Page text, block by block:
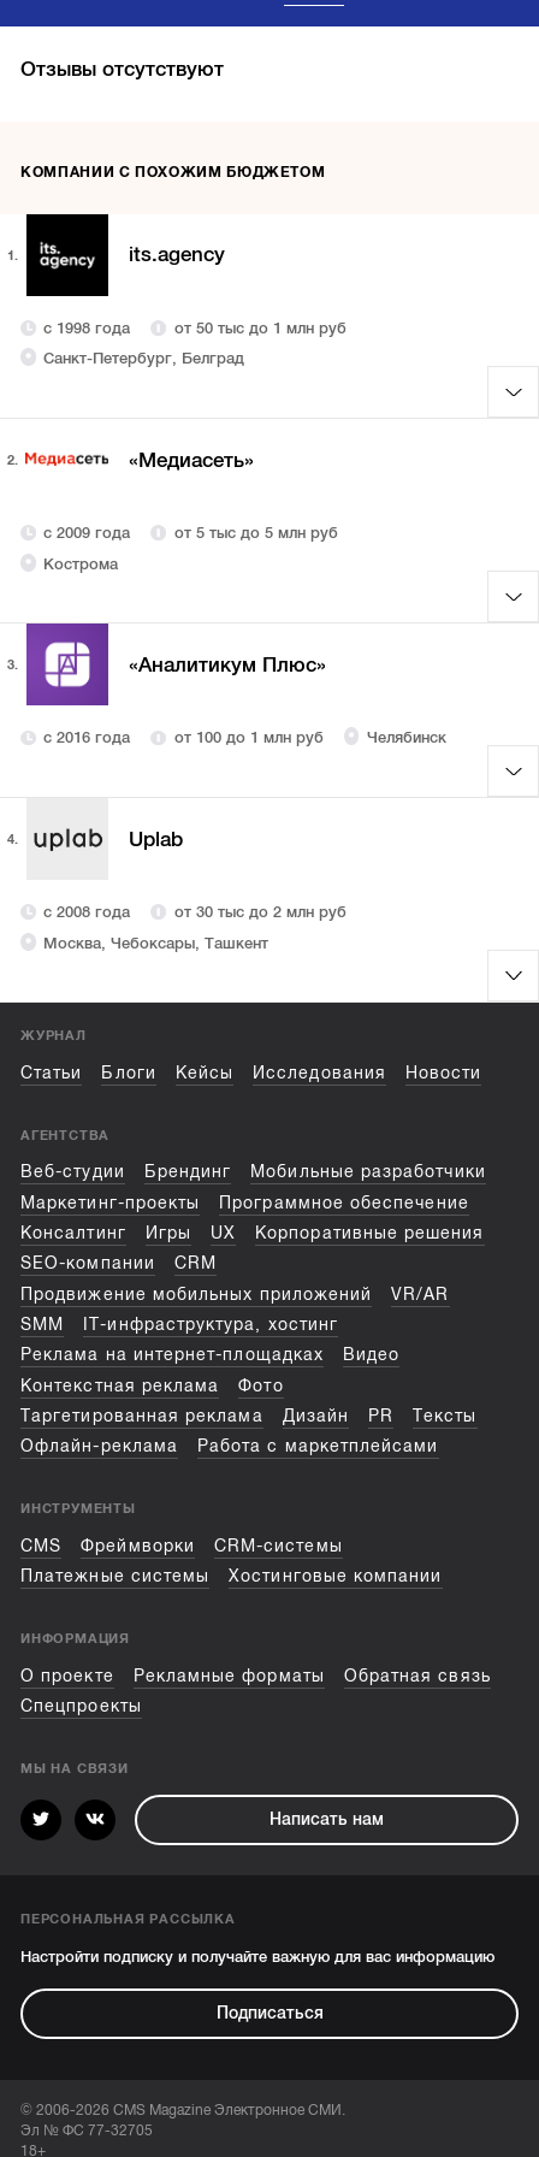
Отзывы отсутствуют
КОМПАНИИ С ПОХОЖИМ БЮДЖЕТОМ
1. its.agency
с 1998 года
от 50 тыс до 1 млн руб
Санкт-Петербург, Белград
2. «Медиасеть»
с 2009 года
от 5 тыс до 5 млн руб
Кострома
3. «Аналитикум Плюс»
с 2016 года от 100 до 1 млн руб Челябинск
4. Uplab
с 2008 года
от 30 тыс до 2 млн руб
Москва, Чебоксары, Ташкент
ЖУРНАЛ
Статьи Блоги Кейсы Исследования Новости
АГЕНТСТВА
Веб-студии Брендинг
Мобильные разработчики
Маркетинг-проекты
Программное обеспечение
Консалтинг
Игры UX
Корпоративные решения
SEO-компании
CRM
Продвижение мобильных приложений
VR/AR
SMM
IT-инфраструктура, хостинг
Реклама на интернет-площадках
Видео
Контекстная реклама
Фото
Таргетированная реклама
Дизайн PR
Тексты
Офлайн-реклама
Работа с маркетплейсами
ИНСТРУМЕНТЫ
CMS Фреймворки
CRM-системы
Платежные системы
Хостинговые компании
ИНФОРМАЦИЯ
О проекте Рекламные форматы
Обратная связь
Спецпроекты
МЫ НА СВЯЗИ
Написать нам
ПЕРСОНАЛЬНАЯ РАССЫЛКА
Настройти подписку и получайте важную для вас информацию
Подписаться
© 2006-2026 CMS Magazine Электронное СМИ.
Эл № ФС 77-32705
18+